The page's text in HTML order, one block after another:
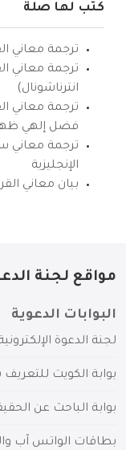
كتب لها صلة
ترجمة معاني
ترجمة معاني
انترناشونال)
ترجمة معاني
فضل إلهي
ترجمة معاني
الإنجليزية
بيان معاني
مواقع لجنة
البوابات الدعوية
لجنة الدعوة
بوابة الكويت للتعريف
بوابة الباحث عن
بطاقات الواتس آب